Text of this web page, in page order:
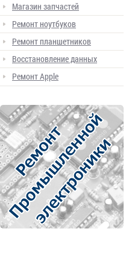
Магазин запчастей
Ремонт ноутбуков
Ремонт планшетников
Восстановление данных
Ремонт Apple